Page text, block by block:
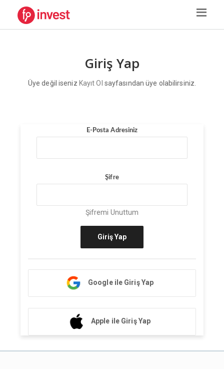
Giriş Yap
Üye değil iseniz Kayıt Ol sayfasından üye olabilirsiniz.
E-Posta Adresiniz
Şifre
Şifremi Unuttum
Giriş Yap
Google ile Giriş Yap
Apple ile Giriş Yap